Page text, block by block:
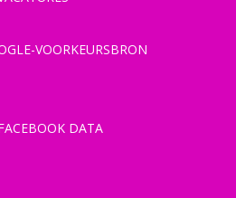
VOORKEURSBRON
DATA